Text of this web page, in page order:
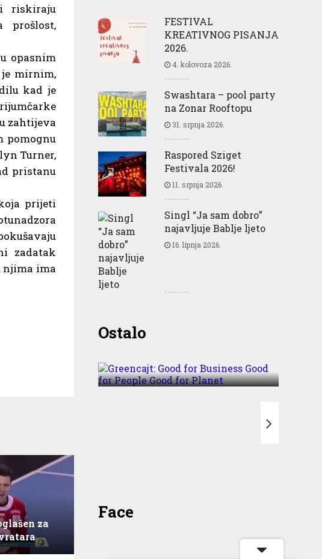
riskiraju
opasnim
mirnim,
kad je
zahtijeva
pomognu
Turner,
pristanu
prijeti
zadatak
njima ima
za
FESTIVAL
KREATIVNOG PISANJA
2026.
4. kolovoza 2026.
Swashtara – pool party
na Zonar Rooftopu
31. srpnja 2026.
Raspored Sziget
Festivala 2026!
11. srpnja 2026.
Singl “Ja sam dobro”
najavljuje Bablje ljeto
16. lipnja 2026.
OstaloGreencajt: Good for
Business Good for People
Face